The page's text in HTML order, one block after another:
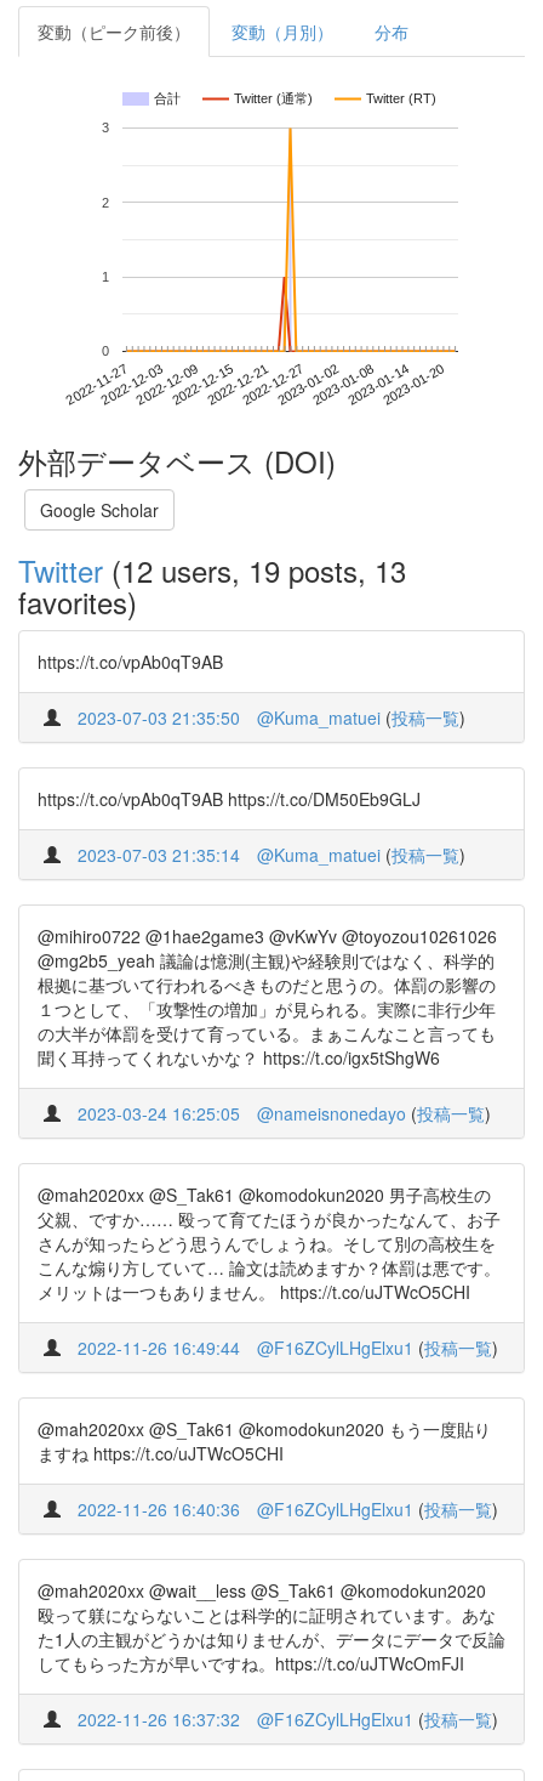
変動（ピーク前後） 変動（月別） 分布
合計 Twitter (通常) Twitter (RT)
2022-11-272022-12-032022-12-092022-12-152022-12-212022-12-272023-01-022023-01-082023-01-142023-01-20
0
1
2
3
外部データベース (DOI)
Google Scholar
Twitter (12 users, 19 posts, 13
favorites)
https://t.co/vpAb0qT9AB
2023-07-03 21:35:50 @Kuma_matuei (投稿一覧)
https://t.co/vpAb0qT9AB https://t.co/DM50Eb9GLJ
2023-07-03 21:35:14 @Kuma_matuei (投稿一覧)
@mihiro0722 @1hae2game3 @vKwYv @toyozou10261026
@mg2b5_yeah 議論は憶測(主観)や経験則ではなく、科学的
根拠に基づいて行われるべきものだと思うの。体罰の影響の
１つとして、「攻撃性の増加」が見られる。実際に非行少年
の大半が体罰を受けて育っている。まぁこんなこと言っても
聞く耳持ってくれないかな？ https://t.co/igx5tShgW6
2023-03-24 16:25:05 @nameisnonedayo (投稿一覧)
@mah2020xx @S_Tak61 @komodokun2020 男子高校生の
父親、ですか…… 殴って育てたほうが良かったなんて、お子
さんが知ったらどう思うんでしょうね。そして別の高校生を
こんな煽り方していて… 論文は読めますか？体罰は悪です。
メリットは一つもありません。 https://t.co/uJTWcO5CHI
2022-11-26 16:49:44 @F16ZCylLHgElxu1 (投稿一覧)
@mah2020xx @S_Tak61 @komodokun2020 もう一度貼り
ますね https://t.co/uJTWcO5CHI
2022-11-26 16:40:36 @F16ZCylLHgElxu1 (投稿一覧)
@mah2020xx @wait__less @S_Tak61 @komodokun2020
殴って躾にならないことは科学的に証明されています。あな
た1人の主観がどうかは知りませんが、データにデータで反論
してもらった方が早いですね。https://t.co/uJTWcOmFJI
2022-11-26 16:37:32 @F16ZCylLHgElxu1 (投稿一覧)